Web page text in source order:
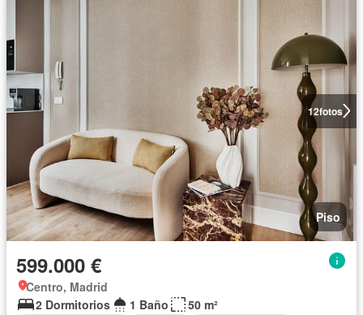
12fotos
Piso
599.000 €
Centro, Madrid
2 Dormitorios
1 Baño
50 m²